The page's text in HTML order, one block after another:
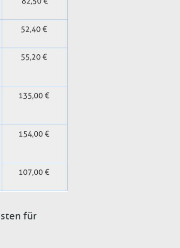
für